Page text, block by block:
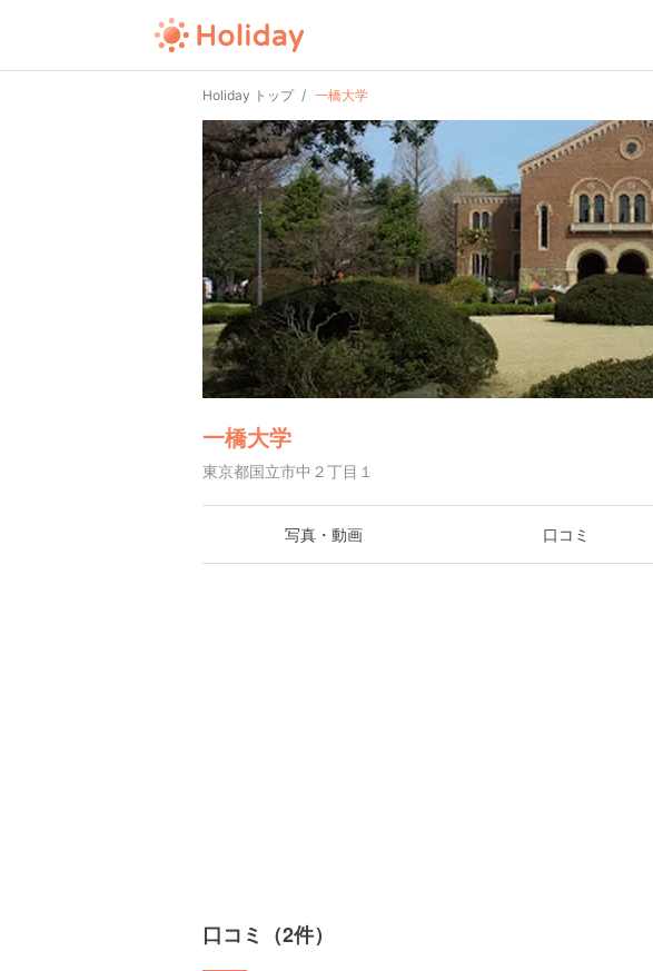
Holiday トップ 一橋大学
一橋大学
東京都国立市中２丁目１
写真・動画 口コミ
口コミ（2件）